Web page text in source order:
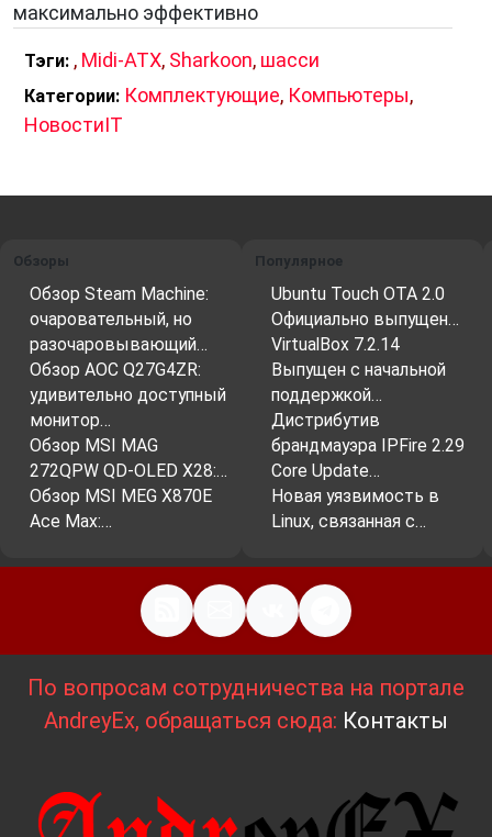
3. Компоненты и разъемы
Midi-ATX, как и его предшественник ATX,
предусматривает основные компоненты:
память, видеокарту и другие дополнительные
размеров, место для дополнительных
устройств может быть ограничено.
Пользователи должны быть внимательны при
выборе компонентов, чтобы они корректно
поместились в корпус.
4. Разъемы для дополнительных
устройств
В стандарте Midi-ATX присутствует
ограниченное количество разъемов для
дополнительных устройств. Это может быть
недостатком для тех, кто планирует
подключить большое количество устройств,
таких как жесткие диски, оптические приводы
и картридеры.
5. Преимущества Midi-ATX
максимально эффективно
Тэги: , Midi-ATX, Sharkoon, шасси
Категории: Комплектующие, Компьютеры,
НовостиIT
Обзоры
Обзор Steam Machine:
очаровательный, но
разочаровывающий…
Обзор AOC Q27G4ZR:
удивительно доступный
монитор…
Обзор MSI MAG
272QPW QD-OLED X28:…
Обзор MSI MEG X870E
Ace Max:…
Популярное
Ubuntu Touch OTA 2.0
Официально выпущен…
VirtualBox 7.2.14
Выпущен с начальной
поддержкой…
Дистрибутив
брандмауэра IPFire 2.29
Core Update…
Новая уязвимость в
Linux, связанная с…
По вопросам сотрудничества на портале
AndreyEx, обращаться сюда: Контакты